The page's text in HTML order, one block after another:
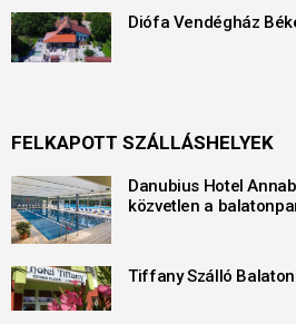
Diófa Vendégház
FELKAPOTT SZÁLLÁSHELYEK
Danubius Hotel
közvetlen a
Tiffany Szálló